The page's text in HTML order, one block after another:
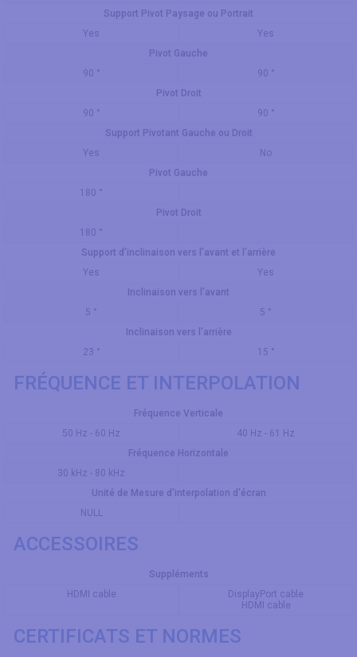
Support Pivot Paysage ou Portrait
Yes
Yes
Pivot Gauche
90 °
90 °
Pivot Droit
90 °
90 °
Support Pivotant Gauche ou Droit
Yes
No
Pivot Gauche
180 °
Pivot Droit
180 °
Support d'inclinaison vers l'avant et l'arrière
Yes
Yes
Inclinaison vers l'avant
5 °
5 °
Inclinaison vers l'arrière
23 °
15 °
FRÉQUENCE ET INTERPOLATION
Fréquence Verticale
50 Hz - 60 Hz
40 Hz - 61 Hz
Fréquence Horizontale
30 kHz - 80 kHz
Unité de Mesure d'interpolation d'écran
NULL
ACCESSOIRES
Suppléments
HDMI cable
DisplayPort cable
HDMI cable
CERTIFICATS ET NORMES